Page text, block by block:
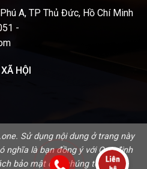
A, TP Thủ Đức, Hồ Chí Minh
-
HỘI
Sử dụng nội dung ở trang này
nghĩa là bạn đồng ý vớiQuy định
bảo mậtcủa chúng tôi.